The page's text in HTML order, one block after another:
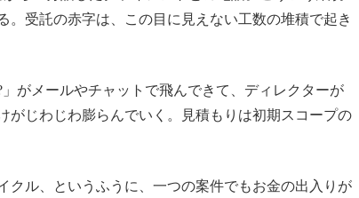
受託の赤字は、この目に見えない工数の堆積で起き
がメールやチャットで飛んできて、ディレクターが
がじわじわ膨らんでいく。見積もりは初期スコープの
クル、というふうに、一つの案件でもお金の出入りが